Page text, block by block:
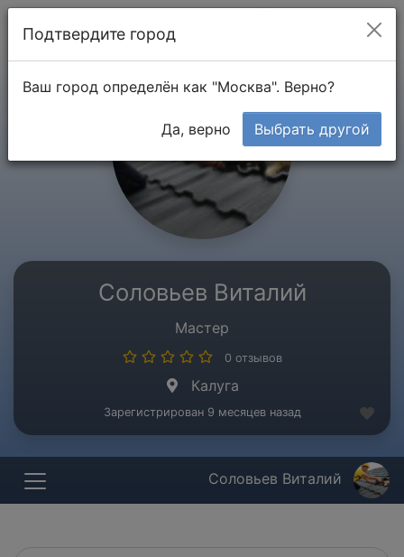
Соловьев Виталий
Мастер
0 отзывов
Калуга
Зарегистрирован 9 месяцев назад
Соловьев Виталий
Подтвердите город
Ваш город определён как "Москва". Верно?
Да, верно Выбрать другой